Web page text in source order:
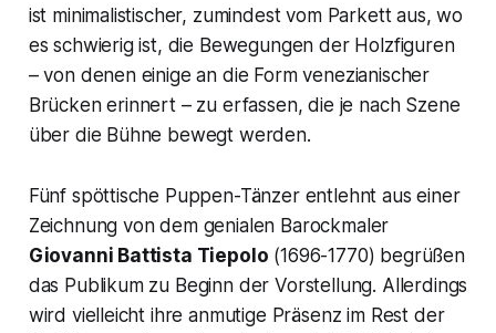
ist minimalistischer, zumindest vom Parkett aus, wo
es schwierig ist, die Bewegungen der Holzfiguren
– von denen einige an die Form venezianischer
Brücken erinnert – zu erfassen, die je nach Szene
über die Bühne bewegt werden.
Fünf spöttische Puppen-Tänzer entlehnt aus einer
Zeichnung von dem genialen Barockmaler
Giovanni Battista Tiepolo (1696-1770) begrüßen
das Publikum zu Beginn der Vorstellung. Allerdings
wird vielleicht ihre anmutige Präsenz im Rest der